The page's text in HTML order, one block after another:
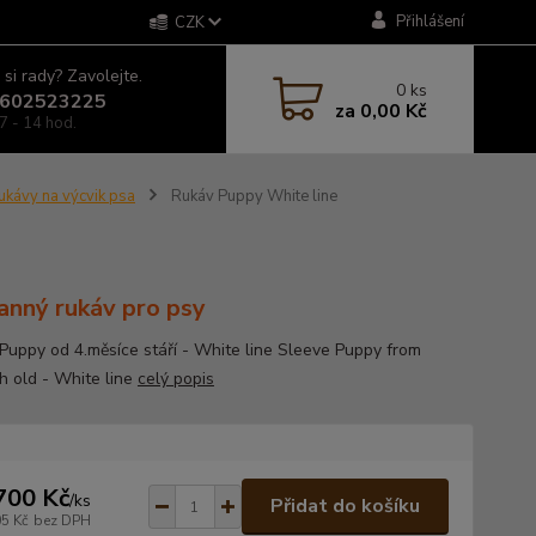
CZK Přihlášení
rady? Zavolejte.
- 14 hod.
0 ks
za 0,00 Kč
na výcvik psa Rukáv Puppy White line
rukáv pro psy
od 4.měsíce stáří - White line Sleeve Puppy from
old - White line celý popis
Kč/ks
Kč bez DPH
Přidat do košíku